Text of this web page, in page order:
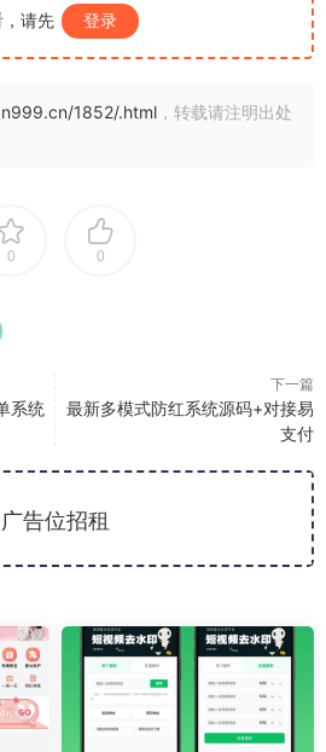
请先 登录
1852/.html ，转载请注明出处
0 0
系统
下一篇
最新多模式防红系统源码+对接易
支付
广告位招租